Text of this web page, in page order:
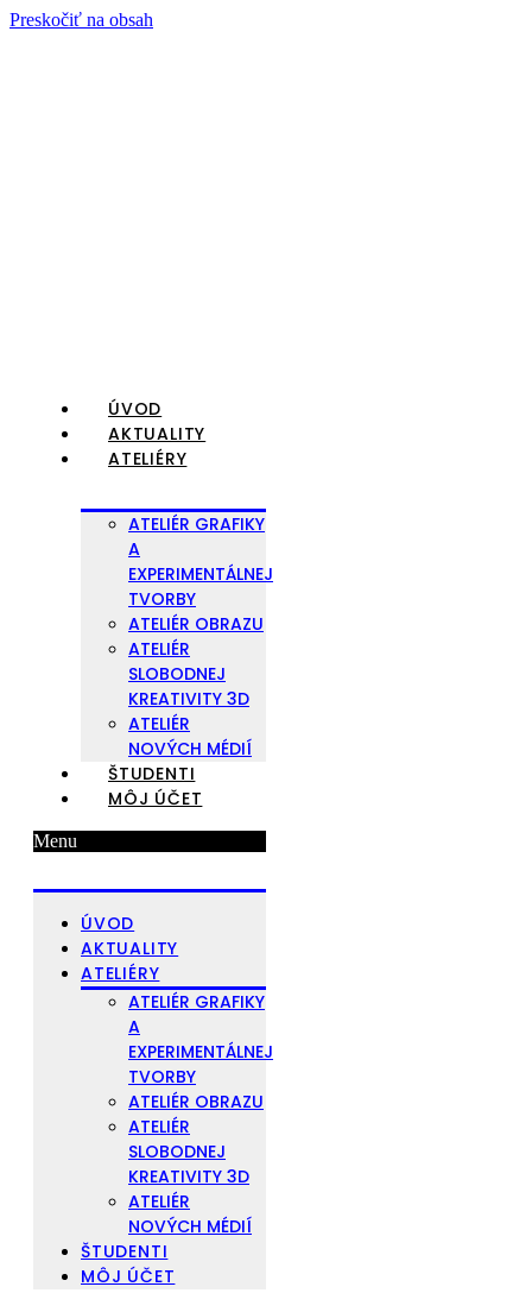
Preskočiť na obsah
ÚVOD
AKTUALITY
ATELIÉRY
ATELIÉR GRAFIKY
A
EXPERIMENTÁLNEJ
TVORBY
ATELIÉR OBRAZU
ATELIÉR
SLOBODNEJ
KREATIVITY 3D
ATELIÉR
NOVÝCH MÉDIÍ
ŠTUDENTI
MÔJ ÚČET
Menu
ÚVOD
AKTUALITY
ATELIÉRY
ATELIÉR GRAFIKY
A
EXPERIMENTÁLNEJ
TVORBY
ATELIÉR OBRAZU
ATELIÉR
SLOBODNEJ
KREATIVITY 3D
ATELIÉR
NOVÝCH MÉDIÍ
ŠTUDENTI
MÔJ ÚČET